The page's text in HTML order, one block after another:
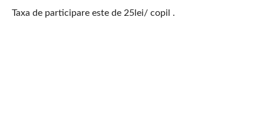
Taxa de participare este de 25lei/ copil .